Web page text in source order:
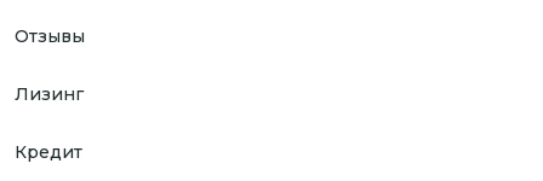
Отзывы
Лизинг
Кредит